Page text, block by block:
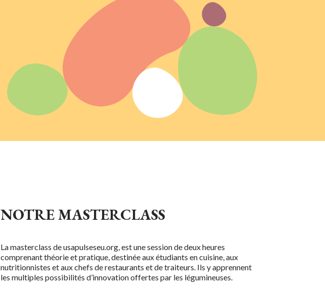
NOTRE MASTERCLASS
La masterclass de usapulseseu.org,est une session de deux heures
comprenant théorie et pratique, destinée aux étudiants en cuisine, aux
nutritionnistes et aux chefs de restaurants et de traiteurs. Ils y apprennent
les multiples possibilités d’innovation offertes par les légumineuses.